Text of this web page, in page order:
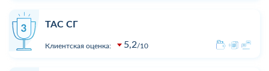
ТАС СГ
Клиентская оценка: 5,2 10